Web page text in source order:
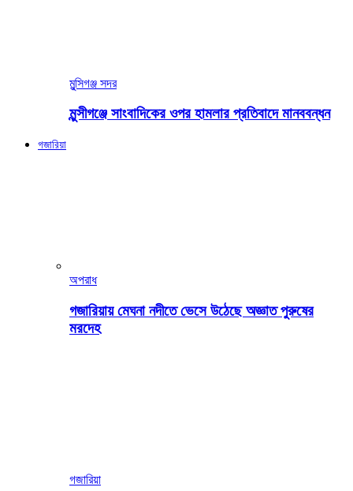
মুন্সিগঞ্জ সদর
মুন্সীগঞ্জে সাংবাদিকের ওপর হামলার প্রতিবাদে মানববন্ধন
গজারিয়া
অপরাধ
গজারিয়ায় মেঘনা নদীতে ভেসে উঠেছে অজ্ঞাত পুরুষের
মরদেহ
গজারিয়া